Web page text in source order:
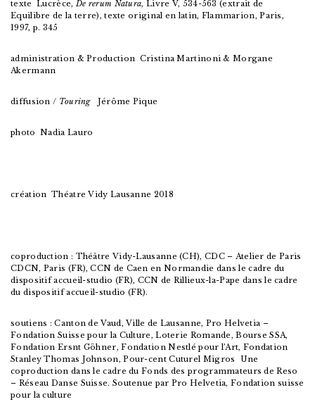
texte Lucrèce, De rerum Natura, Livre V, 534-563 (extrait de
Equilibre de la terre), texte original en latin, Flammarion, Paris,
1997, p. 345
administration & Production Cristina Martinoni & Morgane
Akermann
diffusion / Touring Jérôme Pique
photo Nadia Lauro
création Théatre Vidy Lausanne 2018
coproduction : Théâtre Vidy-Lausanne (CH), CDC – Atelier de Paris
CDCN, Paris (FR), CCN de Caen en Normandie dans le cadre du
dispositif accueil-studio (FR), CCN de Rillieux-la-Pape dans le cadre
du dispositif accueil-studio (FR).
soutiens : Canton de Vaud, Ville de Lausanne, Pro Helvetia –
Fondation Suisse pour la Culture, Loterie Romande, Bourse SSA,
Fondation Ersnt Göhner, Fondation Nestlé pour l’Art, Fondation
Stanley Thomas Johnson, Pour-cent Cuturel Migros Une
coproduction dans le cadre du Fonds des programmateurs de Reso
– Réseau Danse Suisse. Soutenue par Pro Helvetia, Fondation suisse
pour la culture